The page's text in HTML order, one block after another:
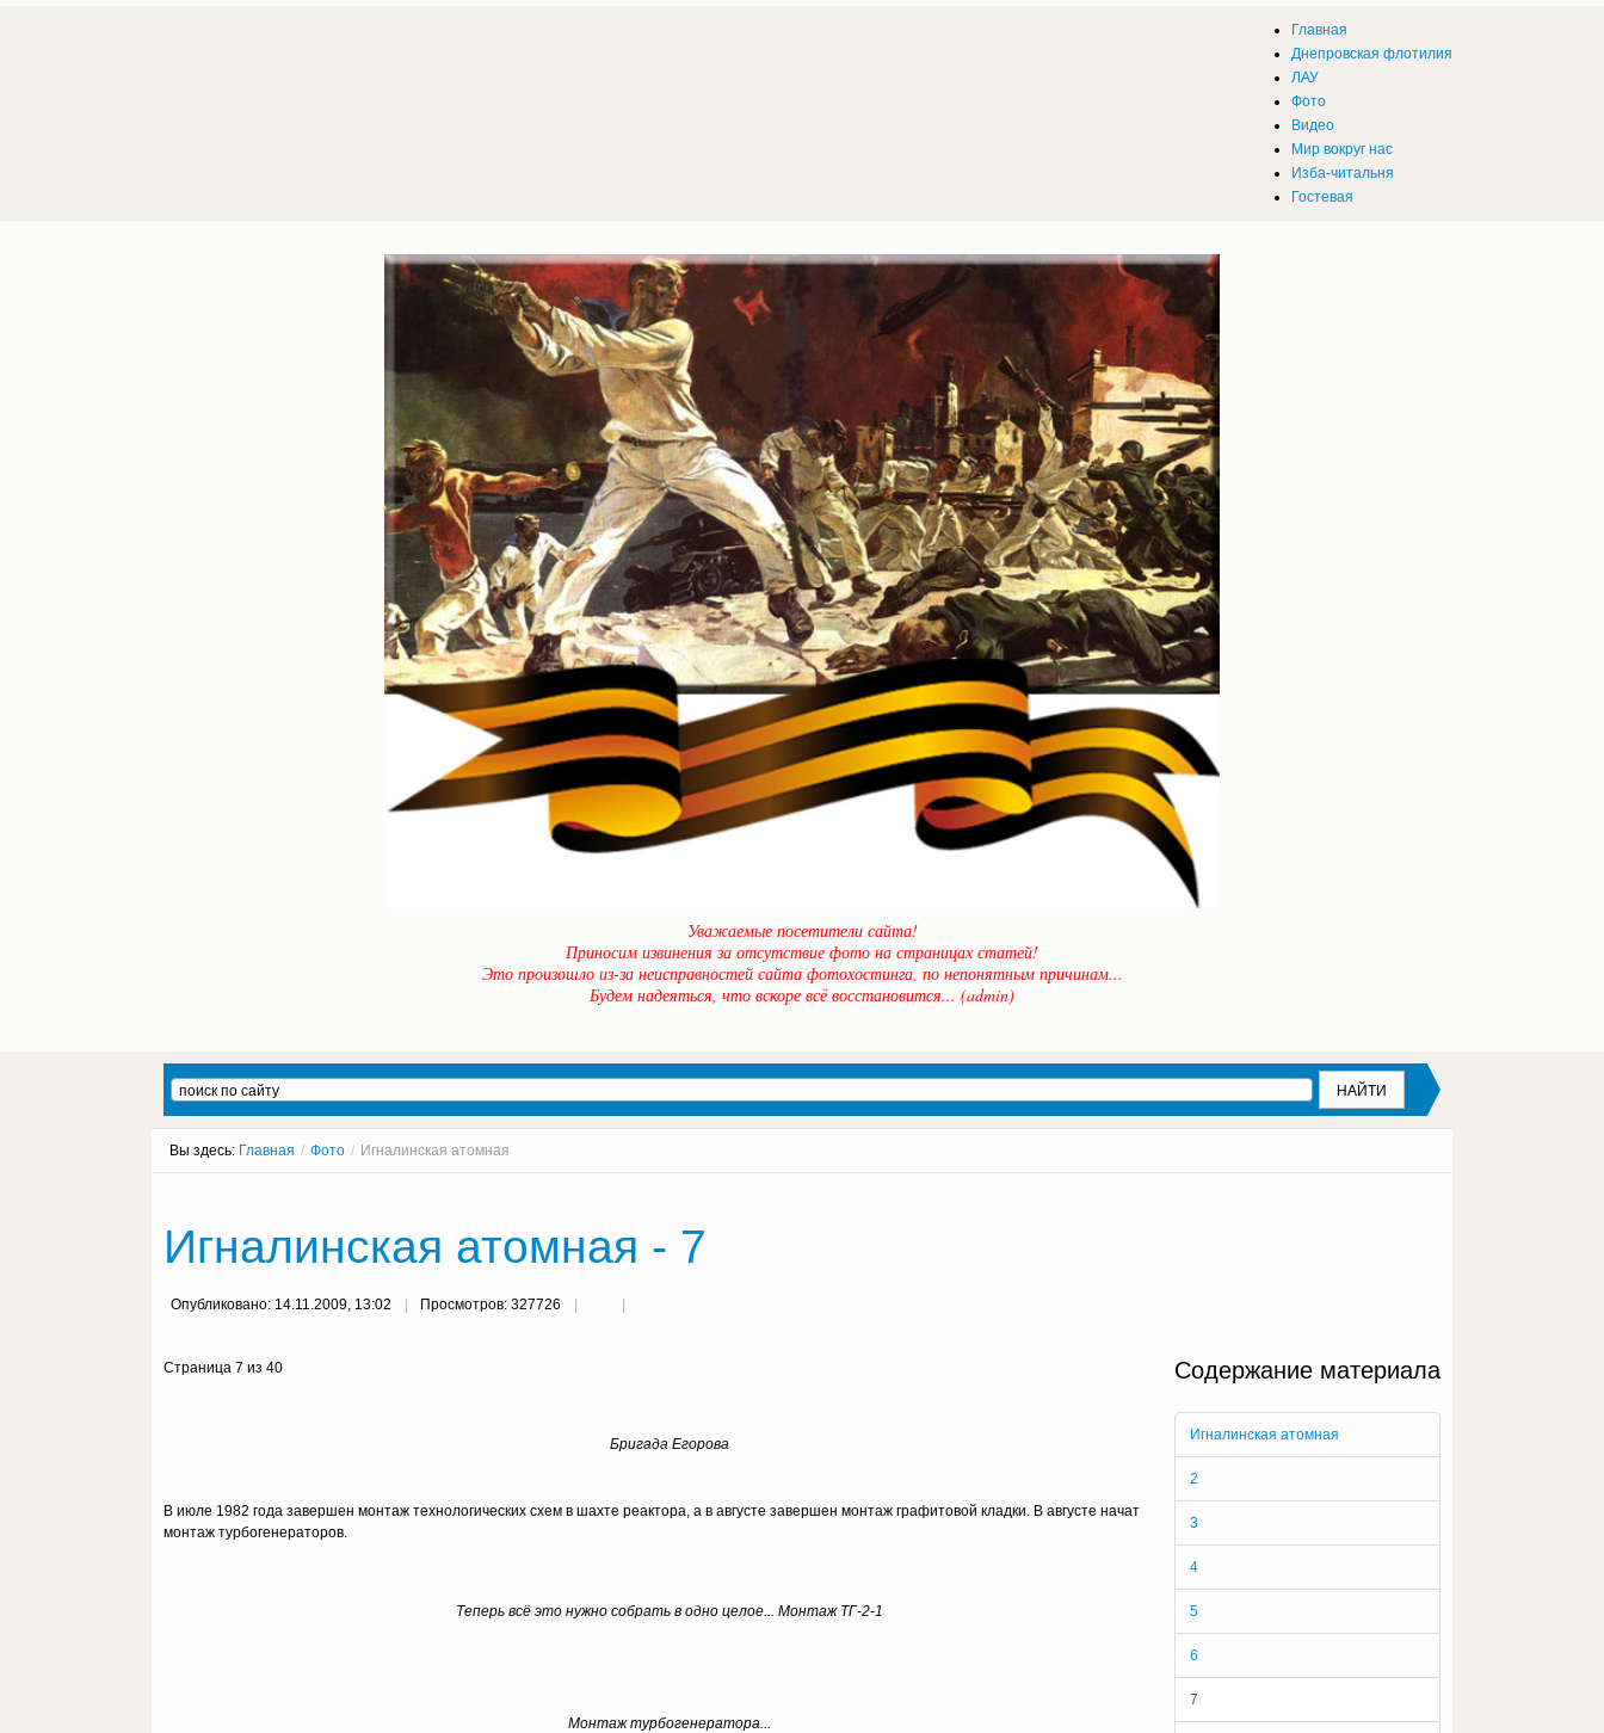
Главная
Днепровская флотилия
ЛАУ
Фото
Видео
Мир вокруг нас
Изба-читальня
Гостевая
Уважаемые посетители сайта!
Приносим извинения за отсутствие фото на страницах статей!
Это произошло из-за неисправностей сайта фотохостинга, по непонятным причинам...
Будем надеяться, что вскоре всё восстановится... (admin)
Вы здесь: Главная / Фото / Игналинская атомная
Игналинская атомная - 7
Опубликовано: 14.11.2009, 13:02 Просмотров: 327726
Содержание материала
Игналинская атомная
2
3
4
5
6
7
Страница 7 из 40
Бригада Егорова
В июле 1982 года завершен монтаж технологических схем в шахте реактора, а в августе завершен монтаж графитовой кладки. В августе начат
монтаж турбогенераторов.
Теперь всё это нужно собрать в одно целое... Монтаж ТГ-2-1
Монтаж турбогенератора...